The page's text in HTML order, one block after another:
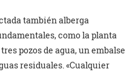
también alberga
como la planta
pozos de agua, un embalse
residuales. «Cualquier